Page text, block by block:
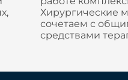
Хирургические
сочетаем с
средствами